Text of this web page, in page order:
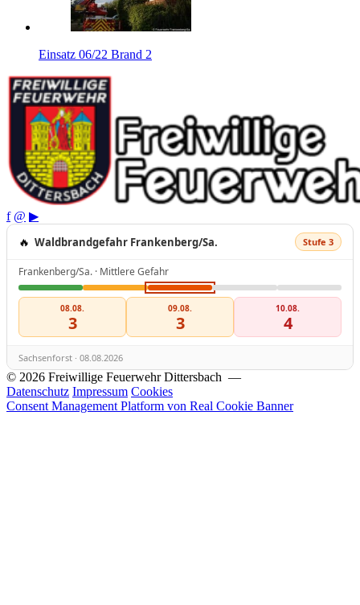
Einsatz 06/22 Brand 2
f @ ▶
🔥 Waldbrandgefahr Frankenberg/Sa. Stufe 3
Frankenberg/Sa. · Mittlere Gefahr
08.08.
3
09.08.
3
10.08.
4
Sachsenforst · 08.08.2026
© 2026 Freiwillige Feuerwehr Dittersbach —
Datenschutz Impressum Cookies
Consent Management Platform von Real Cookie Banner